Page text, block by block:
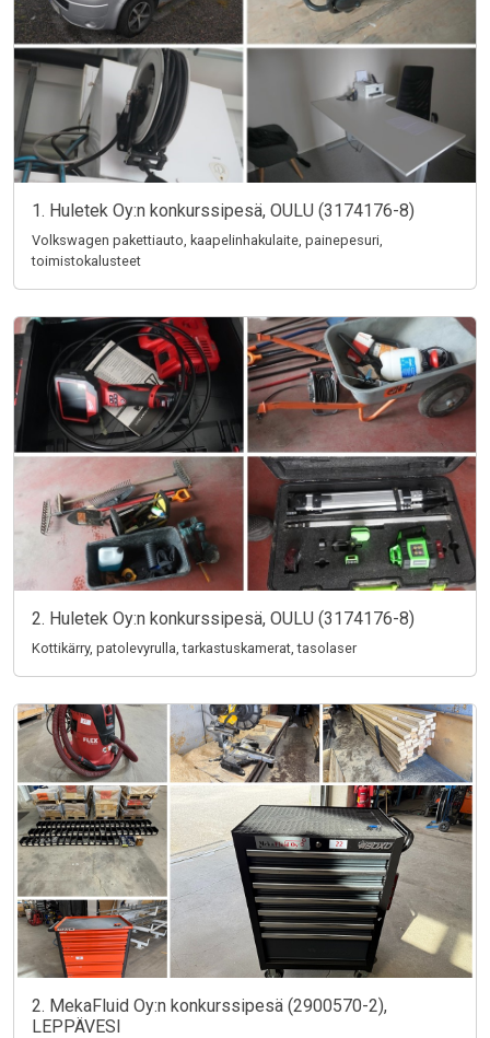
1. Huletek Oy:n konkurssipesä, OULU (3174176-8)
Volkswagen pakettiauto, kaapelinhakulaite, painepesuri,
toimistokalusteet
2. Huletek Oy:n konkurssipesä, OULU (3174176-8)
Kottikärry, patolevyrulla, tarkastuskamerat, tasolaser
2. MekaFluid Oy:n konkurssipesä (2900570-2),
LEPPÄVESI